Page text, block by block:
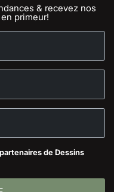
& recevez nos
primeur!
de Dessins